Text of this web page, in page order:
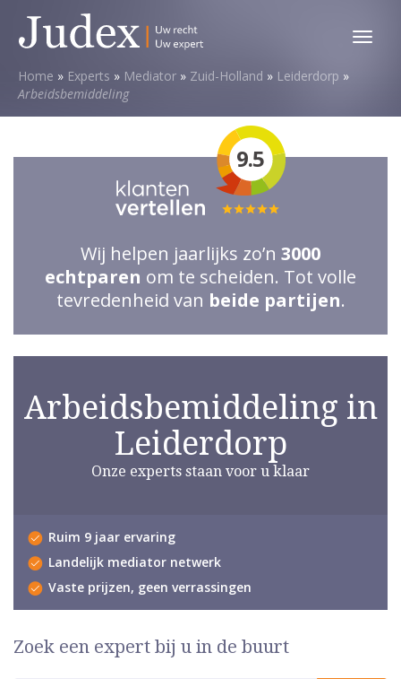
Toggle
Home » Experts » Mediator » Zuid-Holland » Leiderdorp »
Arbeidsbemiddeling
9.5
Totale
waardering:
5
van
Wij helpen jaarlijks zo’n 3000
echtparen om te scheiden. Tot volle
tevredenheid van beide partijen.
Arbeidsbemiddeling in
Leiderdorp
Onze experts staan voor u klaar
Ruim 9 jaar ervaring
Landelijk mediator netwerk
Vaste prijzen, geen verrassingen
Zoek een expert bij u in de buurt